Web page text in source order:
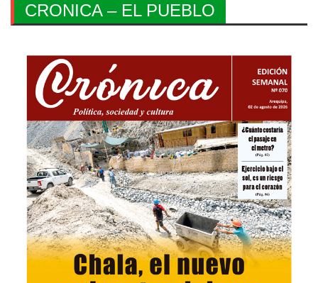
CRONICA – EL PUEBLO